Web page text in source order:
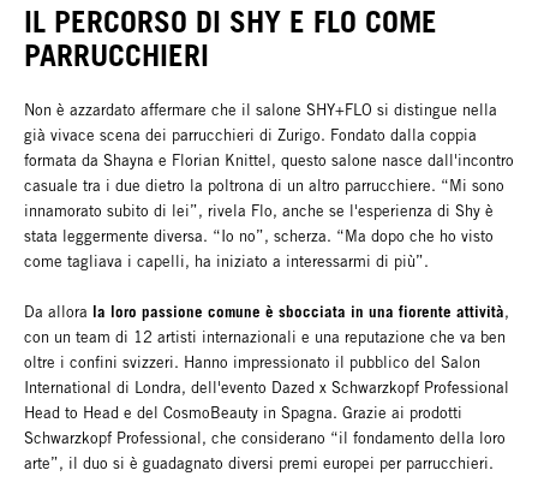
IL PERCORSO DI SHY E FLO COME
PARRUCCHIERI
Non è azzardato affermare che il salone SHY+FLO si distingue nella
già vivace scena dei parrucchieri di Zurigo. Fondato dalla coppia
formata da Shayna e Florian Knittel, questo salone nasce dall'incontro
casuale tra i due dietro la poltrona di un altro parrucchiere. “Mi sono
innamorato subito di lei”, rivela Flo, anche se l'esperienza di Shy è
stata leggermente diversa. “Io no”, scherza. “Ma dopo che ho visto
come tagliava i capelli, ha iniziato a interessarmi di più”.
Da allora la loro passione comune è sbocciata in una fiorente attività,
con un team di 12 artisti internazionali e una reputazione che va ben
oltre i confini svizzeri. Hanno impressionato il pubblico del Salon
International di Londra, dell'evento Dazed x Schwarzkopf Professional
Head to Head e del CosmoBeauty in Spagna. Grazie ai prodotti
Schwarzkopf Professional, che considerano “il fondamento della loro
arte”, il duo si è guadagnato diversi premi europei per parrucchieri.